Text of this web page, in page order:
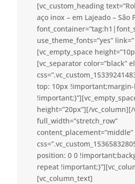
[vc_custom_heading
aço inox – em Lajeado – São
use_theme_fonts=”yes”
[vc_empty_space
[vc_separator color=”black”
top: 10px
height=”20px”][/
full_width=”stretch_row”
content_placement=”middle”
position: 0 0
repeat
[vc_column_text]